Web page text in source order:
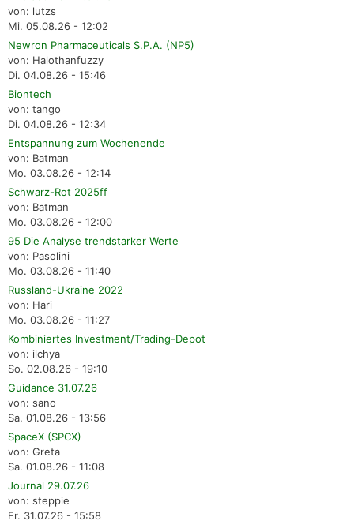
von: lutzs
Mi. 05.08.26 - 12:02
Newron Pharmaceuticals S.P.A. (NP5)
von: Halothanfuzzy
Di. 04.08.26 - 15:46
Biontech
von: tango
Di. 04.08.26 - 12:34
Entspannung zum Wochenende
von: Batman
Mo. 03.08.26 - 12:14
Schwarz-Rot 2025ff
von: Batman
Mo. 03.08.26 - 12:00
95 Die Analyse trendstarker Werte
von: Pasolini
Mo. 03.08.26 - 11:40
Russland-Ukraine 2022
von: Hari
Mo. 03.08.26 - 11:27
Kombiniertes Investment/Trading-Depot
von: ilchya
So. 02.08.26 - 19:10
Guidance 31.07.26
von: sano
Sa. 01.08.26 - 13:56
SpaceX (SPCX)
von: Greta
Sa. 01.08.26 - 11:08
Journal 29.07.26
von: steppie
Fr. 31.07.26 - 15:58